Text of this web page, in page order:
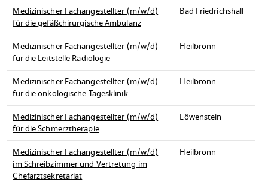
Medizinischer Fachangestellter (m/w/d)
für die gefäßchirurgische Ambulanz
Bad Friedrichshall
Medizinischer Fachangestellter (m/w/d)
für die Leitstelle Radiologie
Heilbronn
Medizinischer Fachangestellter (m/w/d)
für die onkologische Tagesklinik
Heilbronn
Medizinischer Fachangestellter (m/w/d)
für die Schmerztherapie
Löwenstein
Medizinischer Fachangestellter (m/w/d)
im Schreibzimmer und Vertretung im
Chefarztsekretariat
Heilbronn